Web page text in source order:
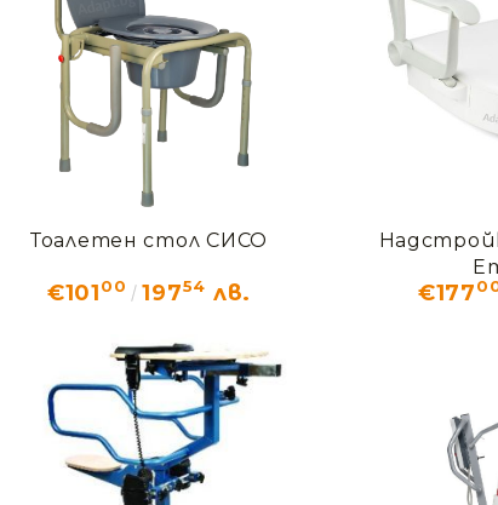
Тоалетен стол СИСО
€10100 19754 лв. €177